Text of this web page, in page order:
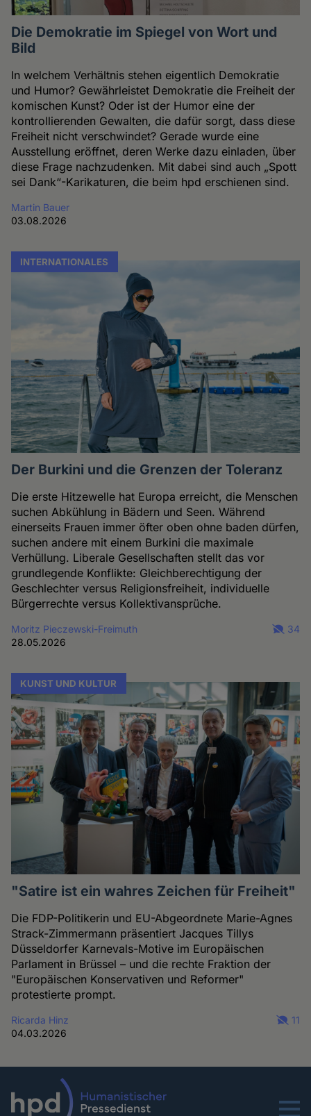
Die Demokratie im Spiegel von Wort und
Bild
In welchem Verhältnis stehen eigentlich Demokratie
und Humor? Gewährleistet Demokratie die Freiheit der
komischen Kunst? Oder ist der Humor eine der
kontrollierenden Gewalten, die dafür sorgt, dass diese
Freiheit nicht verschwindet? Gerade wurde eine
Ausstellung eröffnet, deren Werke dazu einladen, über
diese Frage nachzudenken. Mit dabei sind auch „Spott
sei Dank“-Karikaturen, die beim hpd erschienen sind.
Martin Bauer
03.08.2026
INTERNATIONALES
Der Burkini und die Grenzen der Toleranz
Die erste Hitzewelle hat Europa erreicht, die Menschen
suchen Abkühlung in Bädern und Seen. Während
einerseits Frauen immer öfter oben ohne baden dürfen,
suchen andere mit einem Burkini die maximale
Verhüllung. Liberale Gesellschaften stellt das vor
grundlegende Konflikte: Gleichberechtigung der
Geschlechter versus Religionsfreiheit, individuelle
Bürgerrechte versus Kollektivansprüche.
Moritz Pieczewski-Freimuth
28.05.2026
34
KUNST UND KULTUR
"Satire ist ein wahres Zeichen für Freiheit"
Die FDP-Politikerin und EU-Abgeordnete Marie-Agnes
Strack-Zimmermann präsentiert Jacques Tillys
Düsseldorfer Karnevals-Motive im Europäischen
Parlament in Brüssel – und die rechte Fraktion der
"Europäischen Konservativen und Reformer"
protestierte prompt.
Ricarda Hinz
04.03.2026
11
Menu